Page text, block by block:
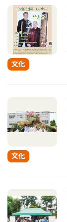
文化
文化